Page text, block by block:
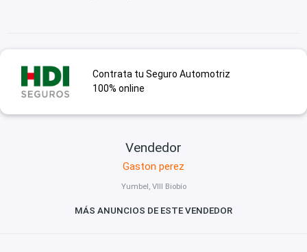
Contrata tu Seguro Automotriz
100% online
Vendedor
Gaston perez
Yumbel, VIII Biobío
MÁS ANUNCIOS DE ESTE VENDEDOR